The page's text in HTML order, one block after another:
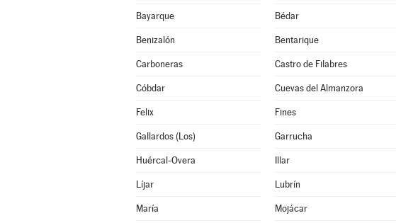
Bayarque Bédar
Benizalón Bentarique
Carboneras Castro de Filabres
Cóbdar Cuevas del Almanzora
Felix Fines
Gallardos (Los) Garrucha
Huércal-Overa Illar
Líjar Lubrín
María Mojácar